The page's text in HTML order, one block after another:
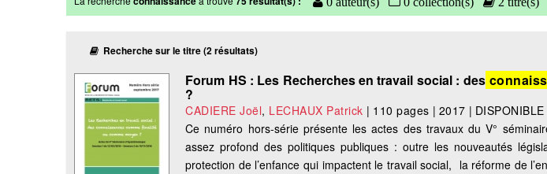
Recherche sur le titre (2 résultats)
Forum HS : Les Recherches en travail social : des
?
CADIERE Joël, LECHAUX Patrick | 110 pages | 2017 | DISPONIBLE
Ce numéro hors-série présente les actes des travaux du V°
assez profond des politiques publiques : outre les nouveautés
protection de l’enfance qui impactent le travail social, la réforme de